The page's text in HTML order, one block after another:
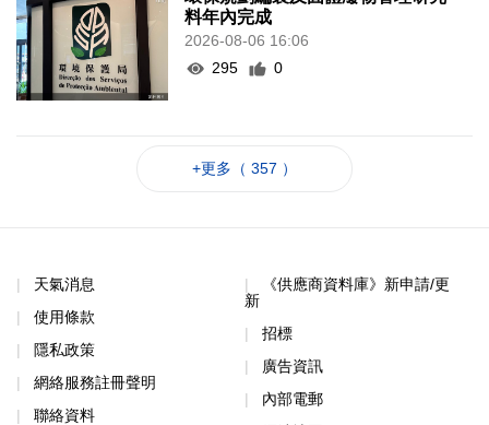
料年內完成
2026-08-06 16:06
295
0
+更多（ 357 ）
天氣消息
使用條款
隱私政策
網絡服務註冊聲明
聯絡資料
《供應商資料庫》新申請/更
新
招標
廣告資訊
內部電郵